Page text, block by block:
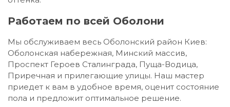
Работаем по всей Оболони
Мы обслуживаем весь Оболонский район Киев:
Оболонская набережная, Минский массив,
Проспект Героев Сталинграда, Пуща-Водица,
Приречная и прилегающие улицы. Наш мастер
приедет к вам в удобное время, оценит состояние
пола и предложит оптимальное решение.